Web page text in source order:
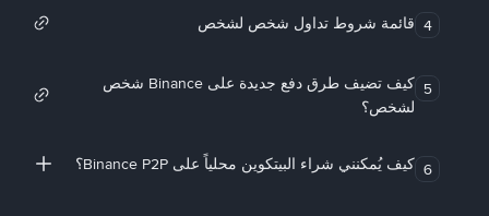
4 قائمة شروط تداول شخص لشخص
5
كيف تضيف طرق دفع جديدة على Binance شخص
لشخص؟
6 كيف يُمكنني شراء البيتكوين محلياً على Binance P2P؟